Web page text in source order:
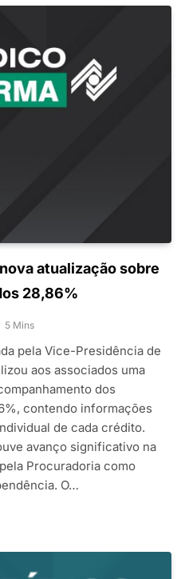
atualização sobre
28,86%
5 Mins
pela Vice-Presidência de
aos associados uma
dos
contendo informações
de cada crédito.
avanço significativo na
Procuradoria como
O…